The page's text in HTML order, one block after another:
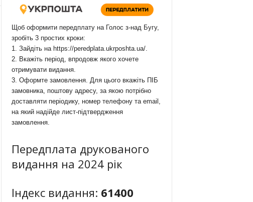
Щоб оформити передплату на Голос з-над Бугу,
зробіть 3 простих кроки:
1. Зайдіть на https://peredplata.ukrposhta.ua/.
2. Вкажіть період, впродовж якого хочете
отримувати видання.
3. Оформте замовлення. Для цього вкажіть ПІБ
замовника, поштову адресу, за якою потрібно
доставляти періодику, номер телефону та email,
на який надійде лист-підтвердження
замовлення.
Передплата друкованого
видання на 2024 рік
Індекс видання: 61400